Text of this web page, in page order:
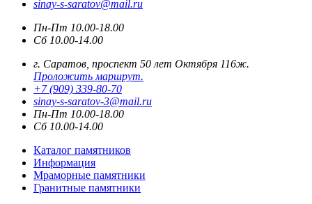
sinay-s-saratov@mail.ru
Пн-Пт 10.00-18.00
Сб 10.00-14.00
г. Саратов, проспект 50 лет Октября 116ж.
Проложить маршрут.
+7 (909) 339-80-70
sinay-s-saratov-3@mail.ru
Пн-Пт 10.00-18.00
Сб 10.00-14.00
Каталог памятников
Информация
Мраморные памятники
Гранитные памятники